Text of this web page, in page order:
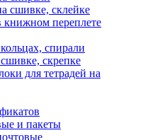
сшивке, склейке
книжном переплете
спирали
скрепке
для тетрадей на
и пакеты